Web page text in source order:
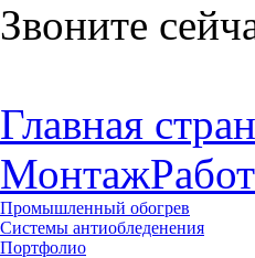
Звоните
Главная
Монтаж
Промышленный обогрев
Системы антиобледенения
Портфолио